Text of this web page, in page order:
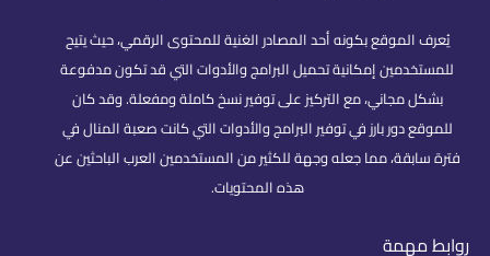
يُعرف الموقع بكونه أحد المصادر الغنية للمحتوى الرقمي، حيث يتيح
للمستخدمين إمكانية تحميل البرامج والأدوات التي قد تكون مدفوعة
بشكل مجاني، مع التركيز على توفير نسخ كاملة ومفعلة. وقد كان
للموقع دور بارز في توفير البرامج والأدوات التي كانت صعبة المنال في
فترة سابقة، مما جعله وجهة للكثير من المستخدمين العرب الباحثين عن
هذه المحتويات.
روابط مهمة